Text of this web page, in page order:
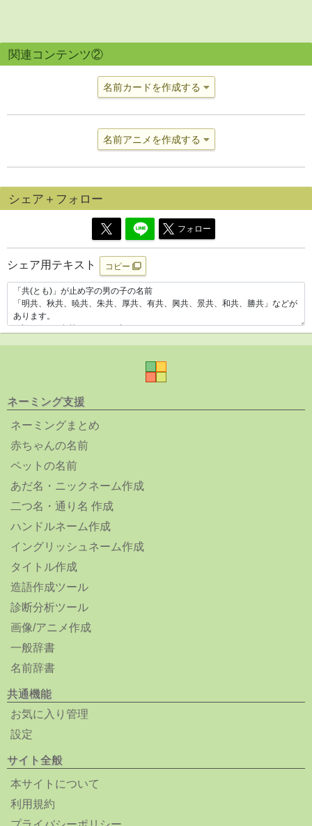
関連コンテンツ②
名前カードを作成する
名前アニメを作成する
シェア＋フォロー
フォロー
シェア用テキスト コピー
ネーミング支援
ネーミングまとめ
赤ちゃんの名前
ペットの名前
あだ名・ニックネーム作成
二つ名・通り名 作成
ハンドルネーム作成
イングリッシュネーム作成
タイトル作成
造語作成ツール
診断分析ツール
画像/アニメ作成
一般辞書
名前辞書
共通機能
お気に入り管理
設定
サイト全般
本サイトについて
利用規約